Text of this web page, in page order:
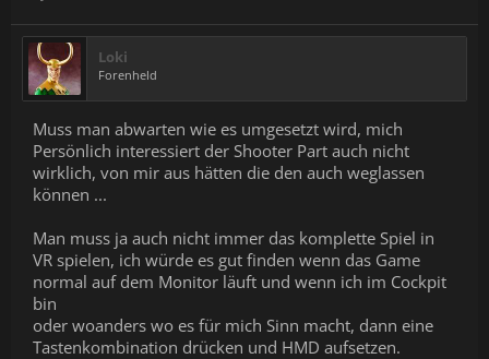
Loki
Forenheld
Muss man abwarten wie es umgesetzt wird, mich
Persönlich interessiert der Shooter Part auch nicht
wirklich, von mir aus hätten die den auch weglassen
können ...
Man muss ja auch nicht immer das komplette Spiel in
VR spielen, ich würde es gut finden wenn das Game
normal auf dem Monitor läuft und wenn ich im Cockpit
bin
oder woanders wo es für mich Sinn macht, dann eine
Tastenkombination drücken und HMD aufsetzen.